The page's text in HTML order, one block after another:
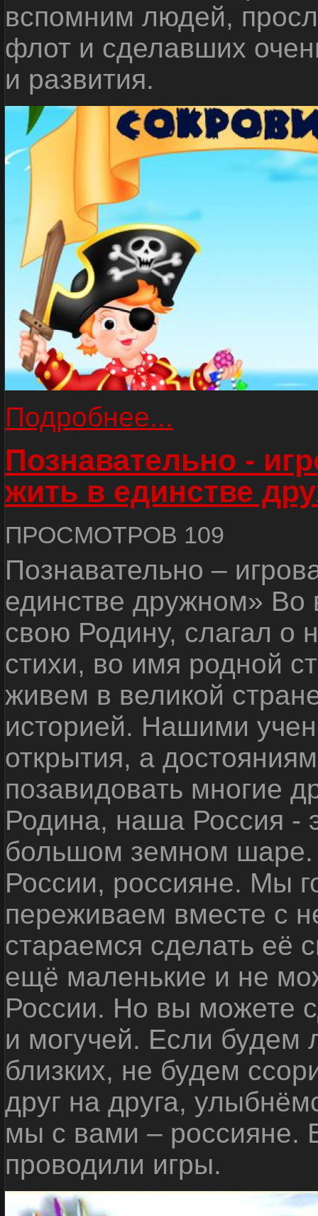
вспомним людей,
флот и сделавших
и развития.
Подробнее...
Познавательно -
жить в единстве
ПРОСМОТРОВ 109
Познавательно –
единстве дружном»
свою Родину, слагал о
стихи, во имя родной
живем в великой
историей. Нашими
открытия, а
позавидовать многие
Родина, наша Россия -
большом земном
России, россияне. Мы
переживаем вместе с
стараемся сделать её
ещё маленькие и не
России. Но вы можете
и могучей. Если будем
близких, не будем
друг на друга,
мы с вами – россияне.
проводили игры.